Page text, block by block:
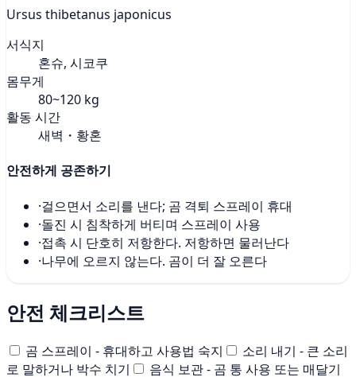
Ursus thibetanus japonicus
서식지
혼슈, 시코쿠
몸무게
80~120 kg
활동 시간
새벽・황혼
안전하게 공존하기
·걸으면서 소리를 낸다; 곰 격퇴 스프레이 휴대
·돌진 시 침착하게 버티며 스프레이 사용
·접촉 시 단호히 저항한다. 저항하면 물러난다
·나무에 오르지 않는다. 곰이 더 잘 오른다
안전 체크리스트
곰 스프레이 - 휴대하고 사용법 숙지
소리 내기 - 큰 소리
로 말하거나 박수 치기
음식 보관 - 곰 통 사용 또는 매달기